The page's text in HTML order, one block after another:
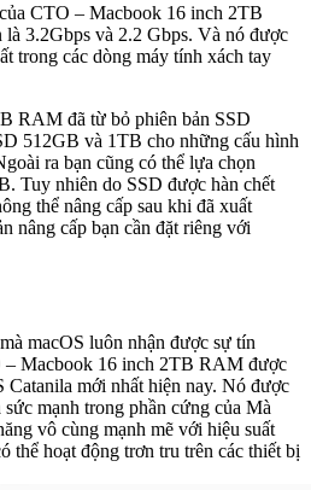
CTO – Macbook 16 inch 2TB
3.2Gbps và 2.2 Gbps. Và nó được
trong các dòng máy tính xách tay
RAM đã từ bỏ phiên bản SSD
512GB và 1TB cho những cấu hình
ra bạn cũng có thể lựa chọn
Tuy nhiên do SSD được hàn chết
thể nâng cấp sau khi đã xuất
nâng cấp bạn cần đặt riêng với
macOS luôn nhận được sự tín
– Macbook 16 inch 2TB RAM được
Catanila mới nhất hiện nay. Nó được
mạnh trong phần cứng của Mà
vô cùng mạnh mẽ với hiệu suất
thể hoạt động trơn tru trên các thiết bị